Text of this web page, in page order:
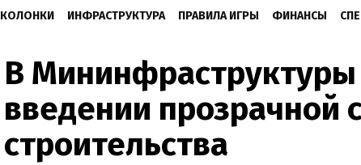
КОЛОНКИ ИНФРАСТРУКТУРА ПРАВИЛА ИГРЫ ФИНАНСЫ
В Мининфраструктуры
введении прозрачной
строительства